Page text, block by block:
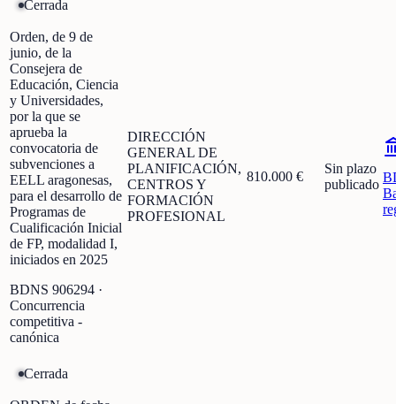
Cerrada
Orden, de 9 de
junio, de la
Consejera de
Educación, Ciencia
y Universidades,
por la que se
aprueba la
convocatoria de
subvenciones a
EELL aragonesas,
para el desarrollo de
Programas de
Cualificación Inicial
de FP, modalidad I,
iniciados en 2025
BDNS 906294 ·
Concurrencia
competitiva -
canónica
DIRECCIÓN
GENERAL DE
PLANIFICACIÓN,
CENTROS Y
FORMACIÓN
PROFESIONAL
810.000 €
Sin plazo
publicado
Cerrada